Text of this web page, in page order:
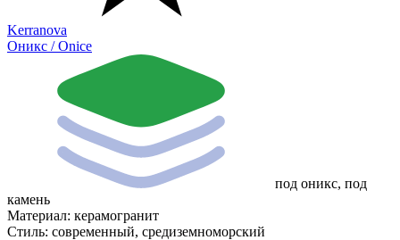
Kerranova
Оникс / Onice
под оникс, под
камень
Материал: керамогранит
Стиль: современный, средиземноморский